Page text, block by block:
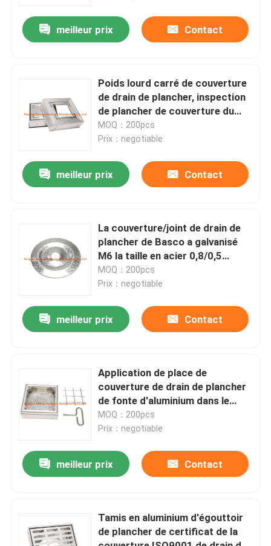
Au sujet de nous
Visite d'usine
Contactez-nous
Demandez une citation
Panneau d'acce2s en aluminium
Accessoires de cloison sèche
meilleur prix Contact
Poids lourd carré de couverture
de drain de plancher, inspection
de plancher de couverture du
drain 200*200
MOQ：200pcs
Prix：negotiable
meilleur prix Contact
La couverture/joint de drain de
plancher de Basco a galvanisé
M6 la taille en acier 0,8/0,5
épaisseurs
MOQ：200pcs
Prix：negotiable
meilleur prix Contact
Application de place de
couverture de drain de plancher
de fonte d'aluminium dans le
plancher
MOQ：200pcs
Prix：negotiable
meilleur prix Contact
Tamis en aluminium d'égouttoir
de plancher de certificat de la